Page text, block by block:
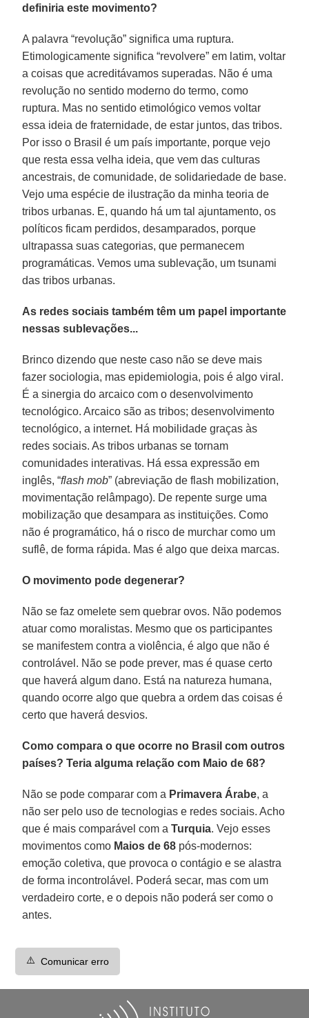
definiria este movimento?
A palavra “revolução” significa uma ruptura.
Etimologicamente significa “revolvere” em latim, voltar
a coisas que acreditávamos superadas. Não é uma
revolução no sentido moderno do termo, como
ruptura. Mas no sentido etimológico vemos voltar
essa ideia de fraternidade, de estar juntos, das tribos.
Por isso o Brasil é um país importante, porque vejo
que resta essa velha ideia, que vem das culturas
ancestrais, de comunidade, de solidariedade de base.
Vejo uma espécie de ilustração da minha teoria de
tribos urbanas. E, quando há um tal ajuntamento, os
políticos ficam perdidos, desamparados, porque
ultrapassa suas categorias, que permanecem
programáticas. Vemos uma sublevação, um tsunami
das tribos urbanas.
As redes sociais também têm um papel importante
nessas sublevações...
Brinco dizendo que neste caso não se deve mais
fazer sociologia, mas epidemiologia, pois é algo viral.
É a sinergia do arcaico com o desenvolvimento
tecnológico. Arcaico são as tribos; desenvolvimento
tecnológico, a internet. Há mobilidade graças às
redes sociais. As tribos urbanas se tornam
comunidades interativas. Há essa expressão em
inglês, “flash mob” (abreviação de flash mobilization,
movimentação relâmpago). De repente surge uma
mobilização que desampara as instituições. Como
não é programático, há o risco de murchar como um
suflê, de forma rápida. Mas é algo que deixa marcas.
O movimento pode degenerar?
Não se faz omelete sem quebrar ovos. Não podemos
atuar como moralistas. Mesmo que os participantes
se manifestem contra a violência, é algo que não é
controlável. Não se pode prever, mas é quase certo
que haverá algum dano. Está na natureza humana,
quando ocorre algo que quebra a ordem das coisas é
certo que haverá desvios.
Como compara o que ocorre no Brasil com outros
países? Teria alguma relação com Maio de 68?
Não se pode comparar com a Primavera Árabe, a
não ser pelo uso de tecnologias e redes sociais. Acho
que é mais comparável com aTurquia. Vejo esses
movimentos como Maios de 68 pós-modernos:
emoção coletiva, que provoca o contágio e se alastra
de forma incontrolável. Poderá secar, mas com um
verdadeiro corte, e o depois não poderá ser como o
antes.
⚠️ Comunicar erro